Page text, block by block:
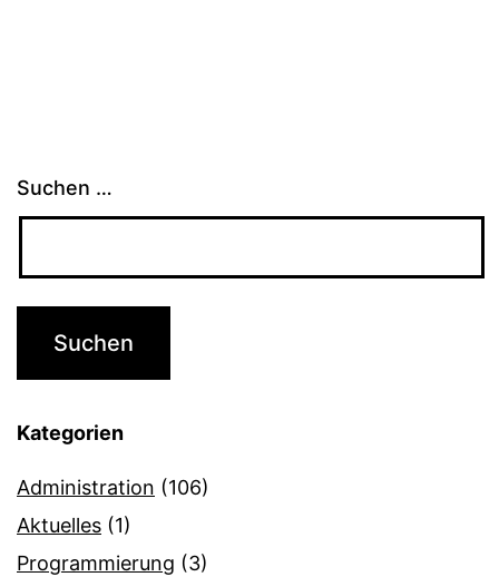
Suchen …
Kategorien
Administration (106)
Aktuelles (1)
Programmierung (3)